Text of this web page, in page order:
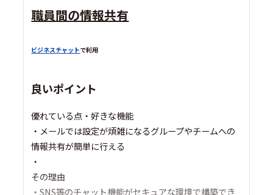
職員間の情報共有
ビジネスチャットで利用
良いポイント
優れている点・好きな機能
・メールでは設定が煩雑になるグループやチームへの
情報共有が簡単に行える
・
その理由
・SNS等のチャット機能がセキュアな環境で構築でき